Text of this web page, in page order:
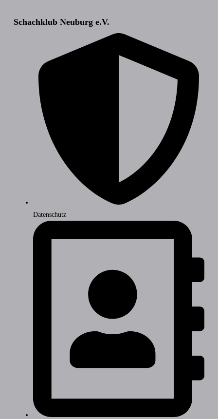
Schachklub Neuburg e.V.
Datenschutz